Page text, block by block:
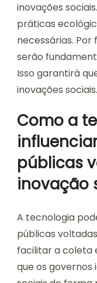
inovações
práticas
necessárias.
serão
Isso garantirá
inovações sociais.
Como a
públicas
inovação
A tecnologia
públicas
facilitar a coleta
que os governos